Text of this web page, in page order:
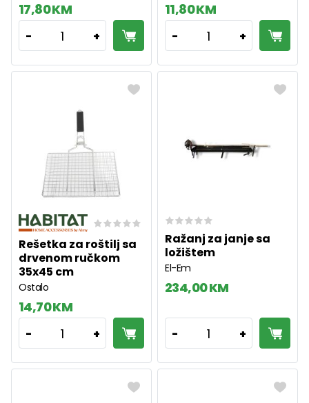
17,80 KM
- 1 +
11,80 KM
- 1 +
Rešetka za roštilj sa
drvenom ručkom
35x45 cm
Ostalo
14,70 KM
- 1 +
Ražanj za janje sa
ložištem
El-Em
234,00 KM
- 1 +